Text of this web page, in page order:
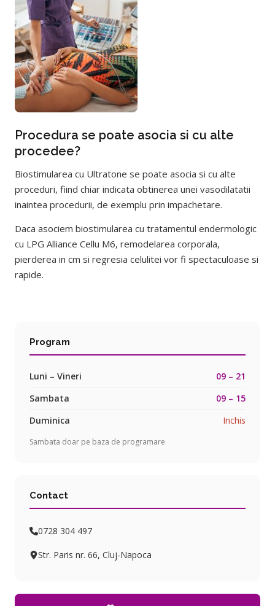
Procedura se poate asocia si cu alte
procedee?
Biostimularea cu Ultratone se poate asocia si cu alte
proceduri, fiind chiar indicata obtinerea unei vasodilatatii
inaintea procedurii, de exemplu prin impachetare.
Daca asociem biostimularea cu tratamentul endermologic
cu LPG Alliance Cellu M6, remodelarea corporala,
pierderea in cm si regresia celulitei vor fi spectaculoase si
rapide.
Program
Luni – Vineri
09 – 21
Sambata
09 – 15
Duminica
Inchis
Sambata doar pe baza de programare
Contact
0728 304 497
Str. Paris nr. 66, Cluj-Napoca